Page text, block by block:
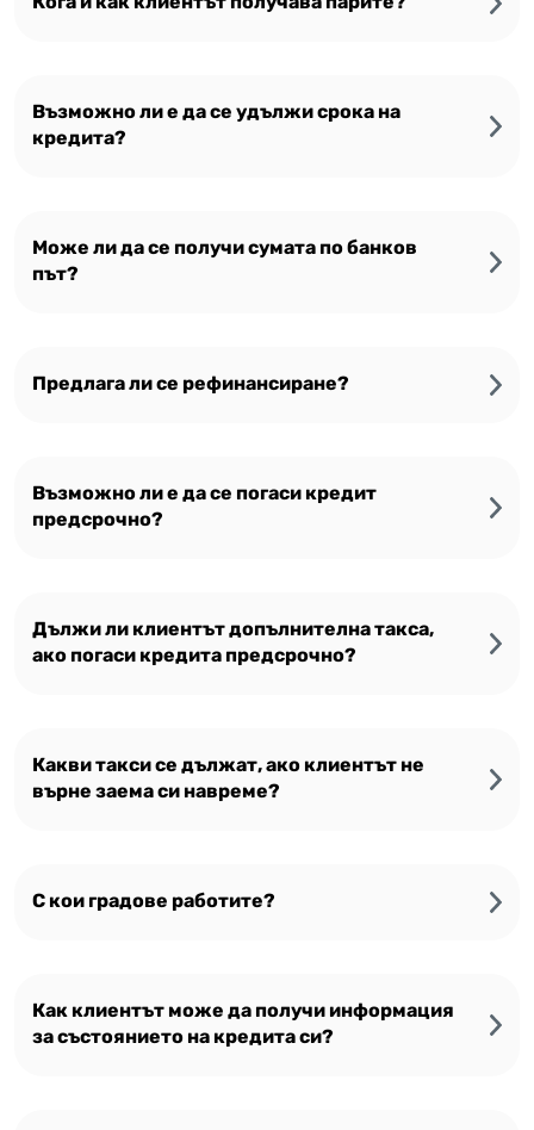
Възможно ли е да се удължи срока на
кредита?
Може ли да се получи сумата по банков
път?
Предлага ли се рефинансиране?
Възможно ли е да се погаси кредит
предсрочно?
Дължи ли клиентът допълнителна такса,
ако погаси кредита предсрочно?
Какви такси се дължат, ако клиентът не
върне заема си навреме?
С кои градове работите?
Как клиентът може да получи информация
за състоянието на кредита си?